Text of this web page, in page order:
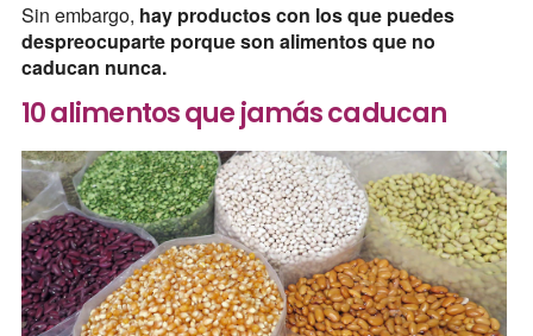
Sin embargo, hay productos con los que puedes
despreocuparte porque son alimentos que no
caducan nunca.
10 alimentos que jamás caducan